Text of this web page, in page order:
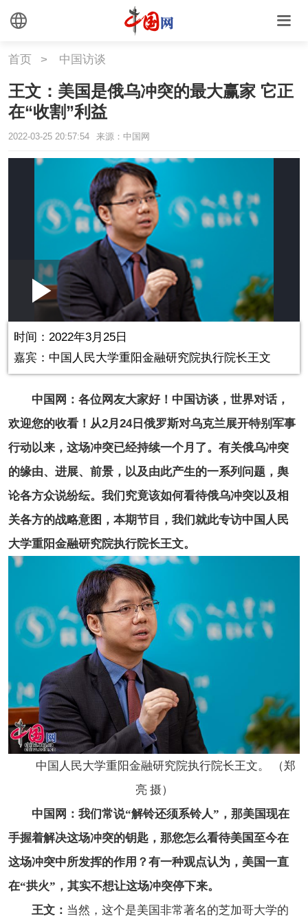
首页 > 中国访谈
王文：美国是俄乌冲突的最大赢家 它正
在“收割”利益
2022-03-25 20:57:54 来源：中国网
Play
Video
Picture-
Picture
0:00/ --:--
时间：2022年3月25日
嘉宾：中国人民大学重阳金融研究院执行院长王文
中国网：各位网友大家好！中国访谈，世界对话，
欢迎您的收看！从2月24日俄罗斯对乌克兰展开特别军事
行动以来，这场冲突已经持续一个月了。有关俄乌冲突
的缘由、进展、前景，以及由此产生的一系列问题，舆
论各方众说纷纭。我们究竟该如何看待俄乌冲突以及相
关各方的战略意图，本期节目，我们就此专访中国人民
大学重阳金融研究院执行院长王文。
中国人民大学重阳金融研究院执行院长王文。 （郑
亮 摄）
中国网：我们常说“解铃还须系铃人”，那美国现在
手握着解决这场冲突的钥匙，那您怎么看待美国至今在
这场冲突中所发挥的作用？有一种观点认为，美国一直
在“拱火”，其实不想让这场冲突停下来。
王文： 当然，这个是美国非常著名的芝加哥大学的